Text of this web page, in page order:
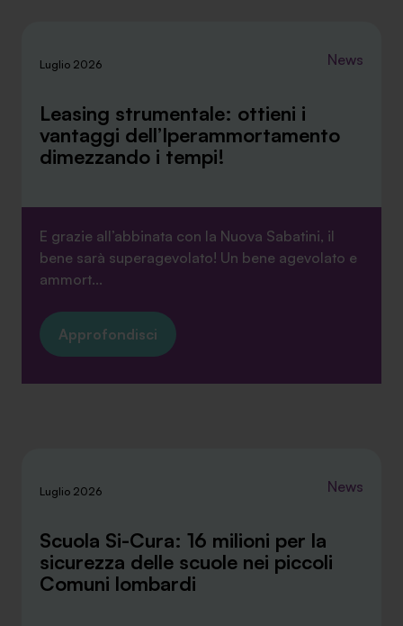
Luglio 2026 News
Leasing strumentale: ottieni i
vantaggi dell’Iperammortamento
dimezzando i tempi!
E grazie all’abbinata con la Nuova Sabatini, il
bene sarà superagevolato! Un bene agevolato e
ammort...
Approfondisci
Luglio 2026 News
Scuola Si-Cura: 16 milioni per la
sicurezza delle scuole nei piccoli
Comuni lombardi